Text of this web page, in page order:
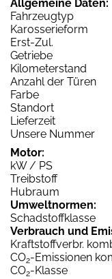
Allgemeine Daten:
Fahrzeugtyp
Karosserieform
Erst-Zul.
Getriebe
Kilometerstand
Anzahl der Türen
Farbe
Standort
Lieferzeit
Unsere Nummer
Motor:
kW / PS
Treibstoff
Hubraum
Umweltnormen:
Schadstoffklasse
Verbrauch und
Kraftstoffverbr.
CO2-Emissionen
CO2-Klasse